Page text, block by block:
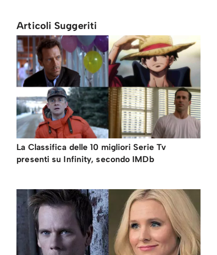
Articoli Suggeriti
La Classifica delle 10 migliori Serie Tv
presenti su Infinity, secondo IMDb